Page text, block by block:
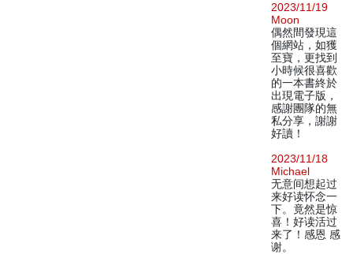
2023/11/19
Moon
偶然間發現這
個網站，如獲
至寶，更找到
小時候很喜歡
的一本書終於
出現電子版，
感謝團隊的無
私分享，謝謝
好讀！
2023/11/18
Michael
无意间想起过
来好读怀念一
下。竟然是惊
喜！好读活过
来了！感恩 感
谢。